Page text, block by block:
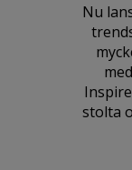
Nu
stolta